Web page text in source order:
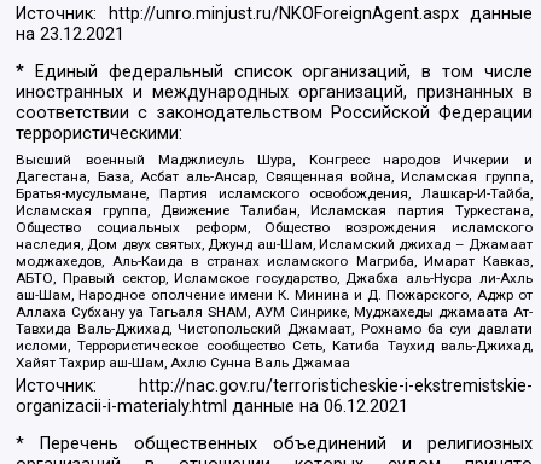
Источник: http://unro.minjust.ru/NKOForeignAgent.aspxданные
на23.12.2021
* Единый федеральный список организаций, в том числе
иностранных и международных организаций, признанных в
соответствии с законодательством Российской Федерации
террористическими:
Высший военный Маджлисуль Шура, Конгресс народов Ичкерии и
Дагестана, База, Асбат аль-Ансар, Священная война, Исламская группа,
Братья-мусульмане, Партия исламского освобождения, Лашкар-И-Тайба,
Исламская группа, Движение Талибан, Исламская партия Туркестана,
Общество социальных реформ, Общество возрождения исламского
наследия, Дом двух святых, Джунд аш-Шам, Исламский джихад – Джамаат
моджахедов, Аль-Каида в странах исламского Магриба, Имарат Кавказ,
АБТО, Правый сектор, Исламское государство, Джабха аль-Нусра ли-Ахль
аш-Шам, Народное ополчение имени К. Минина и Д. Пожарского, Аджр от
Аллаха Субхану уа Тагьаля SHAM, АУМ Синрике, Муджахеды джамаата Ат-
Тавхида Валь-Джихад, Чистопольский Джамаат, Рохнамо ба суи давлати
исломи, Террористическое сообщество Сеть, Катиба Таухид валь-Джихад,
Хайят Тахрир аш-Шам, Ахлю Сунна Валь Джамаа
Источник:
http://nac.gov.ru/terroristicheskie-i-ekstremistskie-
organizacii-i-materialy.html данные на06.12.2021
* Перечень общественных объединений и религиозных